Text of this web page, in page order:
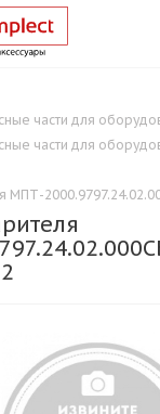
части для
части для
МПТ-